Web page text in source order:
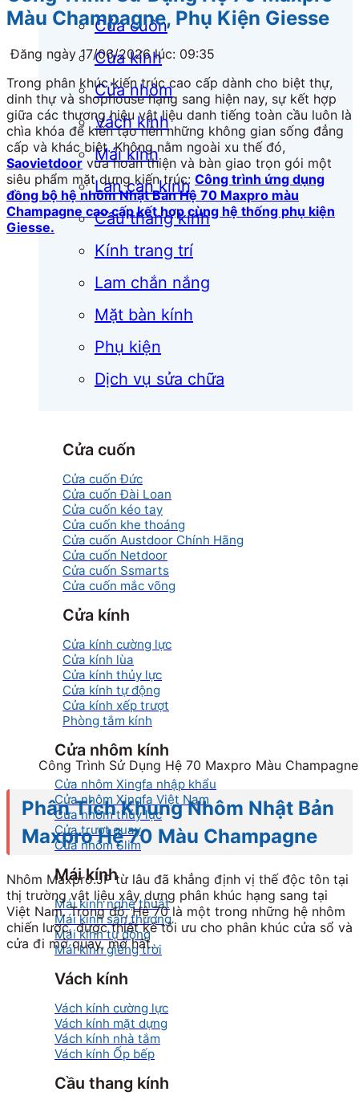
Cửa cuốn
Cửa kính
Cửa nhôm
Vách kính
Mái kính
Lan can kính
Cầu thang kính
Kính trang trí
Lam chắn nắng
Mặt bàn kính
Phụ kiện
Dịch vụ sửa chữa
Cửa cuốn
Cửa cuốn Đức
Cửa cuốn Đài Loan
Cửa cuốn kéo tay
Cửa cuốn khe thoáng
Cửa cuốn Austdoor Chính Hãng
Cửa cuốn Netdoor
Cửa cuốn Ssmarts
Cửa cuốn mắc võng
Cửa kính
Cửa kính cường lực
Cửa kính lùa
Cửa kính thủy lực
Cửa kính tự động
Cửa kính xếp trượt
Phòng tắm kính
Cửa nhôm kính
Cửa nhôm Xingfa nhập khẩu
Cửa nhôm Xingfa Việt Nam
Cửa nhôm thủy lực
Cửa trượt quay
Cửa nhôm Slim
Mái kính
Mái kính nghệ thuật
Mái kính sân thượng
Mái kính tự động
Mái kính giếng trời
Vách kính
Vách kính cường lực
Vách kính mặt dựng
Vách kính nhà tắm
Vách kính Ốp bếp
Cầu thang kính
Màu Champagne, Phụ Kiện Giesse
Đăng ngày 17/06/2026 lúc: 09:35
Trong phân khúc kiến trúc cao cấp dành cho biệt thự,
dinh thự và shophouse hạng sang hiện nay, sự kết hợp
giữa các thương hiệu vật liệu danh tiếng toàn cầu luôn là
chìa khóa để kiến tạo nên những không gian sống đẳng
cấp và khác biệt. Không nằm ngoài xu thế đó,
Saovietdoor vừa hoàn thiện và bàn giao trọn gói một
siêu phẩm mặt dựng kiến trúc: Công trình ứng dụng
đồng bộ hệ nhôm Nhật Bản Hệ 70 Maxpro màu
Champagne cao cấp kết hợp cùng hệ thống phụ kiện
Giesse.
Công Trình Sử Dụng Hệ 70 Maxpro Màu
Phân Tích Khung Nhôm Nhật Bản
Maxpro Hệ 70 Màu Champagne
Nhôm Maxpro.JP từ lâu đã khẳng định vị thế độc tôn tại
thị trường vật liệu xây dựng phân khúc hạng sang tại
Việt Nam. Trong đó, Hệ 70 là một trong những hệ nhôm
chiến lược, được thiết kế tối ưu cho phân khúc cửa sổ và
cửa đi mở quay, mở hất.